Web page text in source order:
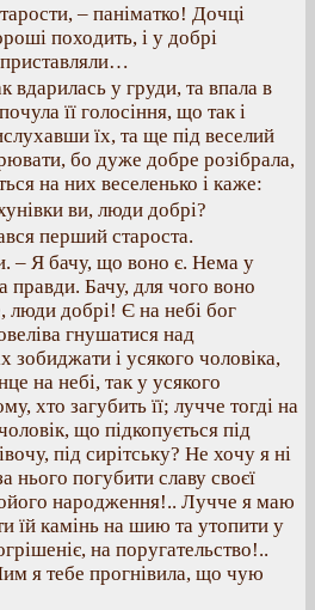
– паніматко! Дочці
походить, і у добрі
приставляли…
вдарилась у груди, та впала в
її голосіння, що так і
їх, та ще під веселий
бо дуже добре розібрала,
на них веселенько і каже:
ви, люди добрі?
перший староста.
– Я бачу, що воно є. Нема у
правди. Бачу, для чого воно
люди добрі! Є на небі бог
гнушатися над
зобиджати і усякого чоловіка,
на небі, так у усякого
хто загубить її; лучче тогді на
що підкопується під
під сирітську? Не хочу я ні
нього погубити славу своєї
народження!.. Лучче я маю
їй камінь на шию та утопити у
на поругательство!..
я тебе прогнівила, що чую